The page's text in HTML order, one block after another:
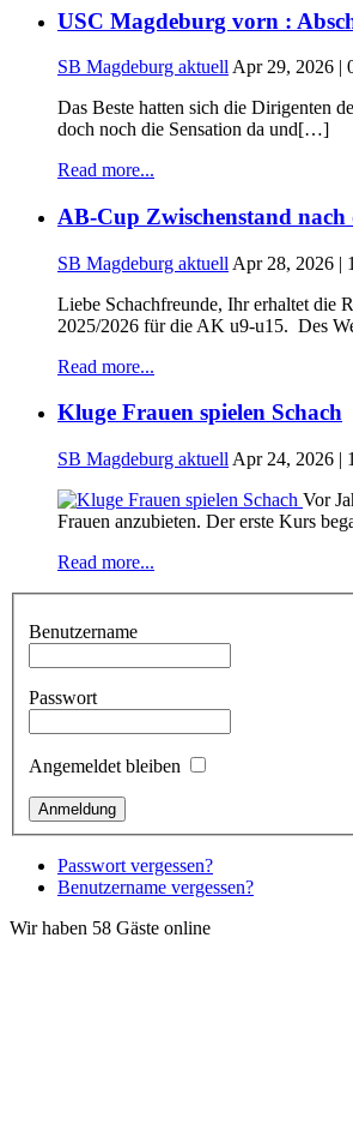
USC Magdeburg vorn :
SB Magdeburg aktuell Apr 29, 2026 |
Das Beste hatten sich die Dirigenten
doch noch die Sensation da und[…]
Read more...
AB-Cup Zwischenstand
SB Magdeburg aktuell Apr 28, 2026 |
Liebe Schachfreunde, Ihr erhaltet die
2025/2026 für die AK u9-u15. Des
Read more...
Kluge Frauen spielen Schach
SB Magdeburg aktuell Apr 24, 2026 |
Vor
Frauen anzubieten. Der erste Kurs
Read more...
Benutzername
Passwort
Angemeldet bleiben
Passwort vergessen?
Benutzername vergessen?
Wir haben 58 Gäste online